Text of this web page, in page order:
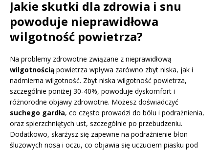
Jakie skutki dla zdrowia i snu
powoduje nieprawidłowa
wilgotność powietrza?
Na problemy zdrowotne związane z nieprawidłową
wilgotnością powietrza wpływa zarówno zbyt niska, jak i
nadmierna wilgotność. Zbyt niska wilgotność powietrza,
szczególnie poniżej 30-40%, powoduje dyskomfort i
różnorodne objawy zdrowotne. Możesz doświadczyć
suchego gardła, co często prowadzi do bólu i podrażnienia,
oraz spierzchniętych ust, szczególnie po przebudzeniu.
Dodatkowo, skarżysz się zapewne na podrażnienie błon
śluzowych nosa i oczu, co objawia się uczuciem piasku pod